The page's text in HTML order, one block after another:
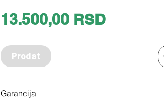
13.500,00 RSDPrice
Prodat
Garancija